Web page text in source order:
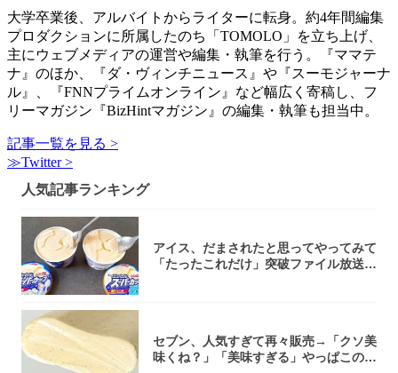
大学卒業後、アルバイトからライターに転身。約4年間編集
プロダクションに所属したのち「TOMOLO」を立ち上げ、
主にウェブメディアの運営や編集・執筆を行う。『ママテ
ナ』のほか、『ダ・ヴィンチニュース』や『スーモジャーナ
ル』、『FNNプライムオンライン』など幅広く寄稿し、フ
リーマガジン『BizHintマガジン』の編集・執筆も担当中。
記事一覧を見る >
≫Twitter >
人気記事ランキング
アイス、だまされたと思ってやってみて
「たったこれだけ」突破ファイル放送で
セブン、人気すぎて再々販売→「クソ美
味くね？」「美味すぎる」やっぱこのク